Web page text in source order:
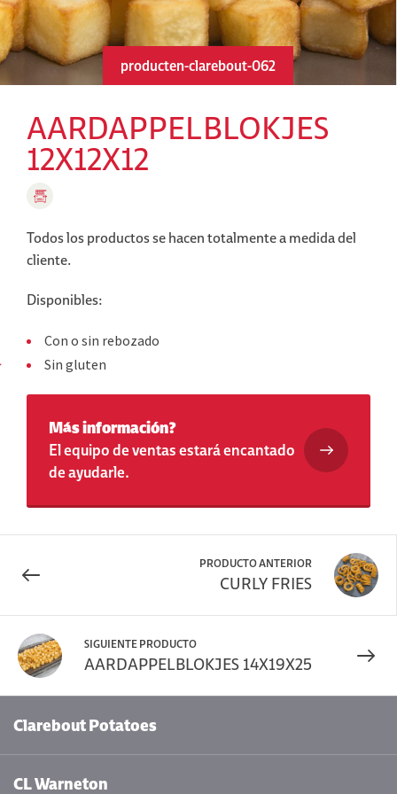
producten-clarebout-062
AARDAPPELBLOKJES
12X12X12
Todos los productos se hacen totalmente a medida del
cliente.
Disponibles:
Con o sin rebozado
Sin gluten
Más información?
El equipo de ventas estará encantado
de ayudarle.
PRODUCTO ANTERIOR
CURLY FRIES
SIGUIENTE PRODUCTO
AARDAPPELBLOKJES 14X19X25
Clarebout Potatoes
CL Warneton